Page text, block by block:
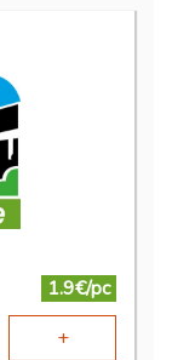
1.9€/pc
+